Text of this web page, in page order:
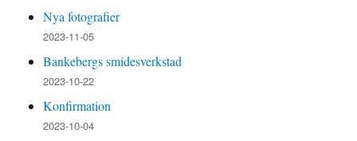
Nya fotografier
2023-11-05
Bankebergs smidesverkstad
2023-10-22
Konfirmation
2023-10-04